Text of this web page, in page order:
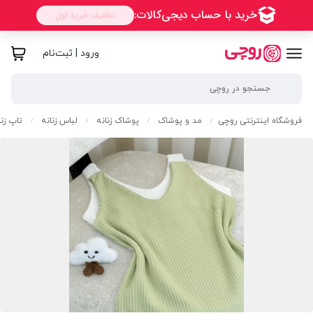
ورود | ثبت‌نام
فروشگاه اینترنتی روچی / مد و پوشاک / پوشاک زنانه / لباس زنانه / تاپ